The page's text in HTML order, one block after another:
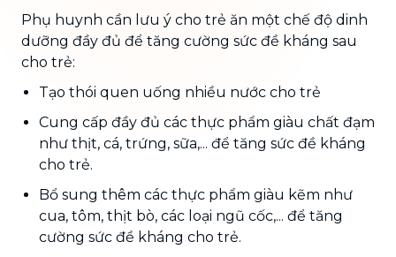
Phụ huynh cần lưu ý cho trẻ ăn một chế độ dinh
dưỡng đầy đủ để tăng cường sức đề kháng sau
cho trẻ:
Tạo thói quen uống nhiều nước cho trẻ
Cung cấp đầy đủ các thực phẩm giàu chất đạm
như thịt, cá, trứng, sữa,... để tăng sức đề kháng
cho trẻ.
Bổ sung thêm các thực phẩm giàu kẽm như
cua, tôm, thịt bò, các loại ngũ cốc,... để tăng
cường sức đề kháng cho trẻ.